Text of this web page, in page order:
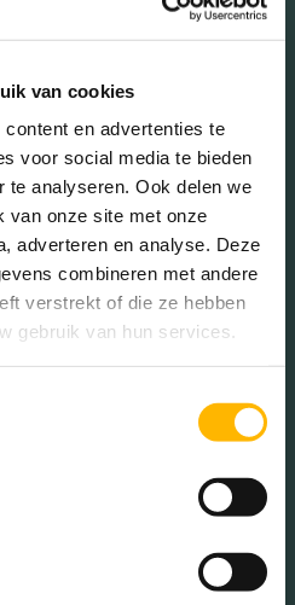
van cookies
en advertenties te
voor social media te bieden
te analyseren. Ook delen we
van onze site met onze
adverteren en analyse. Deze
combineren met andere
verstrekt of die ze hebben
gebruik van hun services.
45 - 65 jaar (29.38%)
Mannen (47.92%)
Vrouwen (52.08%)
Zonder kinderen (34.46%)